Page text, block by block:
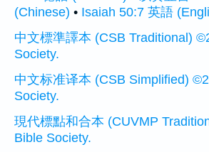
(Chinese) • Isaiah 50:7 英語
中文標準譯本 (CSB Traditional)
Society.
中文标准译本 (CSB Simplified)
Society.
現代標點和合本 (CUVMP
Bible Society.